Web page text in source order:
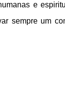
e
sempre um